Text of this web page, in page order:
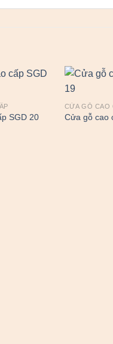
SGD 20
CỬA GỖ CAO
Cửa gỗ cao